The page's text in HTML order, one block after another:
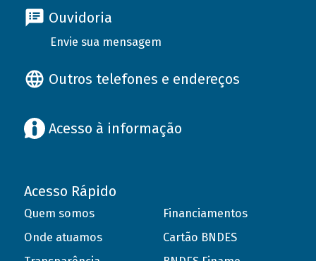
Ouvidoria
Envie sua mensagem
Outros telefones e endereços
Acesso à informação
Acesso Rápido
Quem somos
Onde atuamos
Financiamentos
Cartão BNDES